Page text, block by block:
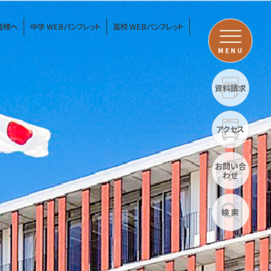
様へ 中学 WEBパンフレット 高校 WEBパンフレット
MENU
資料請求
アクセス
お問い合
わせ
検 索